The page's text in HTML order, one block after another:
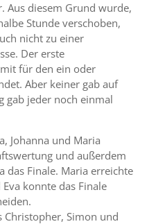
Aus diesem Grund wurde,
Stunde verschoben,
nicht zu einer
Der erste
für den ein oder
Aber keiner gab auf
gab jeder noch einmal
Johanna und Maria
und außerdem
das Finale. Maria erreichte
konnte das Finale
Christopher, Simon und